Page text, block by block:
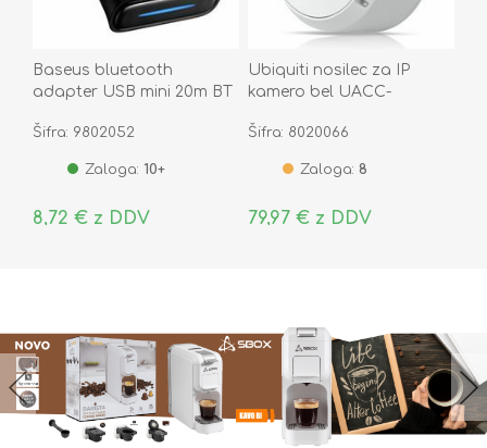
Baseus bluetooth
adapter USB mini 20m BT
Šifra: 9802052
Zaloga: 10+
8,72 € z DDV
Ubiquiti nosilec za IP
kamero bel UACC-
Šifra: 8020066
Zaloga: 8
79,97 € z DDV